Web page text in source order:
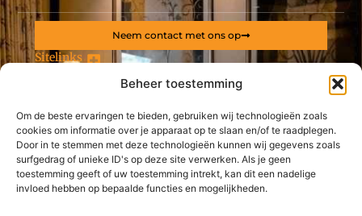
Beheer toestemming
Om de beste ervaringen te bieden, gebruiken wij technologieën zoals
cookies om informatie over je apparaat op te slaan en/of te raadplegen.
Door in te stemmen met deze technologieën kunnen wij gegevens zoals
surfgedrag of unieke ID's op deze site verwerken. Als je geen
toestemming geeft of uw toestemming intrekt, kan dit een nadelige
invloed hebben op bepaalde functies en mogelijkheden.
Sitelinks
De best gelezen stukken op een rij
Karton online laten drukken voor bijvoorbeeld een
displaybord
warmtepomp
Bericht categorie
Neem contact met ons op